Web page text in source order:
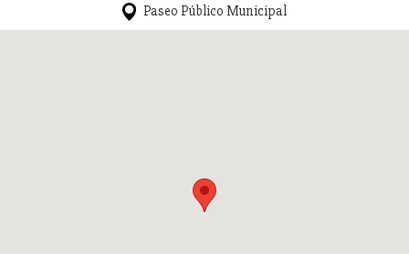
Paseo Público Municipal